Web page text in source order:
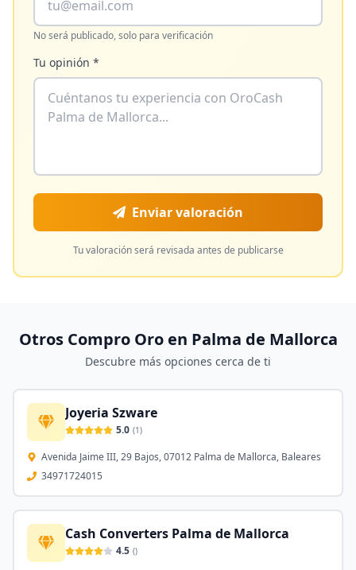
No será publicado, solo para verificación
Tu opinión *
Enviar valoración
Tu valoración será revisada antes de publicarse
Otros Compro Oro en Palma de Mallorca
Descubre más opciones cerca de ti
Joyeria Szware
5.0 (1)
Avenida Jaime III, 29 Bajos, 07012 Palma de Mallorca, Baleares
34971724015
Cash Converters Palma de Mallorca
4.5 ()